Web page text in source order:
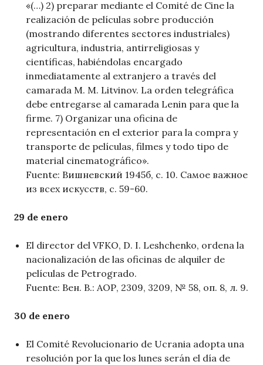
«(…) 2) preparar mediante el Comité de Cine la
realización de películas sobre producción
(mostrando diferentes sectores industriales)
agricultura, industria, antirreligiosas y
científicas, habiéndolas encargado
inmediatamente al extranjero a través del
camarada M. M. Litvinov. La orden telegráfica
debe entregarse al camarada Lenin para que la
firme. 7) Organizar una oficina de
representación en el exterior para la compra y
transporte de películas, filmes y todo tipo de
material cinematográfico».
Fuente: Вишневский 1945б, с. 10. Самое важное
из всех искусств, с. 59-60.
29 de enero
El director del VFKO, D. I. Leshchenko, ordena la
nacionalización de las oficinas de alquiler de
películas de Petrogrado.
Fuente: Вен. В.: АОР, 2309, 3209, № 58, оп. 8, л. 9.
30 de enero
El Comité Revolucionario de Ucrania adopta una
resolución por la que los lunes serán el día de